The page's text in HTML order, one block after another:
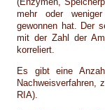
mehr oder
gewonnen hat. Der
mit der Zahl der
korreliert.
Es gibt eine
Nachweisverfahren,
RIA).